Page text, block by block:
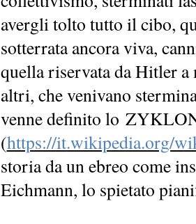
avergli tolto tutto il cibo,
sotterrata ancora viva,
quella riservata da Hitler
altri, che venivano
venne definito lo
(https://it.wikipedia.org/
storia da un ebreo come
Eichmann, lo spietato